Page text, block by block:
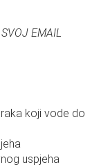
EMAIL
koji vode do
uspjeha